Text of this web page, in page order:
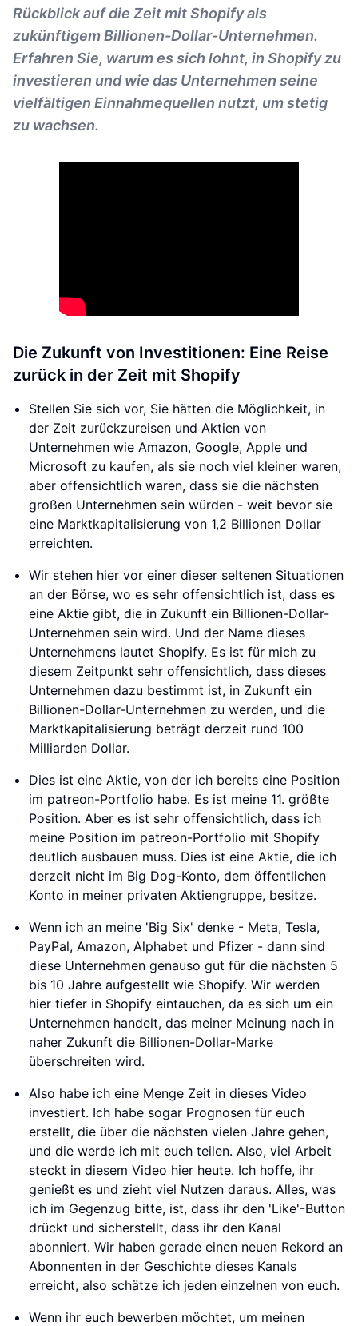
Rückblick auf die Zeit mit Shopify als
zukünftigem Billionen-Dollar-Unternehmen.
Erfahren Sie, warum es sich lohnt, in Shopify zu
investieren und wie das Unternehmen seine
vielfältigen Einnahmequellen nutzt, um stetig
zu wachsen.
Die Zukunft von Investitionen: Eine Reise
zurück in der Zeit mit Shopify
Stellen Sie sich vor, Sie hätten die Möglichkeit, in
der Zeit zurückzureisen und Aktien von
Unternehmen wie Amazon, Google, Apple und
Microsoft zu kaufen, als sie noch viel kleiner waren,
aber offensichtlich waren, dass sie die nächsten
großen Unternehmen sein würden - weit bevor sie
eine Marktkapitalisierung von 1,2 Billionen Dollar
erreichten.
Wir stehen hier vor einer dieser seltenen Situationen
an der Börse, wo es sehr offensichtlich ist, dass es
eine Aktie gibt, die in Zukunft ein Billionen-Dollar-
Unternehmen sein wird. Und der Name dieses
Unternehmens lautet Shopify. Es ist für mich zu
diesem Zeitpunkt sehr offensichtlich, dass dieses
Unternehmen dazu bestimmt ist, in Zukunft ein
Billionen-Dollar-Unternehmen zu werden, und die
Marktkapitalisierung beträgt derzeit rund 100
Milliarden Dollar.
Dies ist eine Aktie, von der ich bereits eine Position
im patreon-Portfolio habe. Es ist meine 11. größte
Position. Aber es ist sehr offensichtlich, dass ich
meine Position im patreon-Portfolio mit Shopify
deutlich ausbauen muss. Dies ist eine Aktie, die ich
derzeit nicht im Big Dog-Konto, dem öffentlichen
Konto in meiner privaten Aktiengruppe, besitze.
Wenn ich an meine 'Big Six' denke - Meta, Tesla,
PayPal, Amazon, Alphabet und Pfizer - dann sind
diese Unternehmen genauso gut für die nächsten 5
bis 10 Jahre aufgestellt wie Shopify. Wir werden
hier tiefer in Shopify eintauchen, da es sich um ein
Unternehmen handelt, das meiner Meinung nach in
naher Zukunft die Billionen-Dollar-Marke
überschreiten wird.
Also habe ich eine Menge Zeit in dieses Video
investiert. Ich habe sogar Prognosen für euch
erstellt, die über die nächsten vielen Jahre gehen,
und die werde ich mit euch teilen. Also, viel Arbeit
steckt in diesem Video hier heute. Ich hoffe, ihr
genießt es und zieht viel Nutzen daraus. Alles, was
ich im Gegenzug bitte, ist, dass ihr den 'Like'-Button
drückt und sicherstellt, dass ihr den Kanal
abonniert. Wir haben gerade einen neuen Rekord an
Abonnenten in der Geschichte dieses Kanals
erreicht, also schätze ich jeden einzelnen von euch.
Wenn ihr euch bewerben möchtet, um meinen